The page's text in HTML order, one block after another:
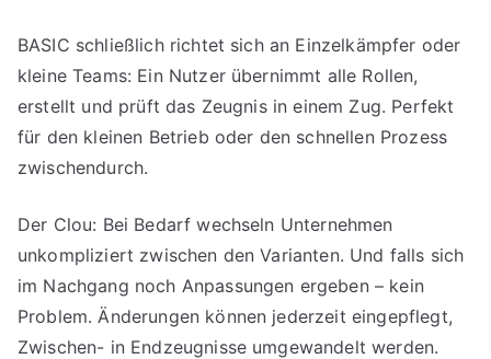
BASIC schließlich richtet sich an Einzelkämpfer oder
kleine Teams: Ein Nutzer übernimmt alle Rollen,
erstellt und prüft das Zeugnis in einem Zug. Perfekt
für den kleinen Betrieb oder den schnellen Prozess
zwischendurch.
Der Clou: Bei Bedarf wechseln Unternehmen
unkompliziert zwischen den Varianten. Und falls sich
im Nachgang noch Anpassungen ergeben – kein
Problem. Änderungen können jederzeit eingepflegt,
Zwischen- in Endzeugnisse umgewandelt werden.